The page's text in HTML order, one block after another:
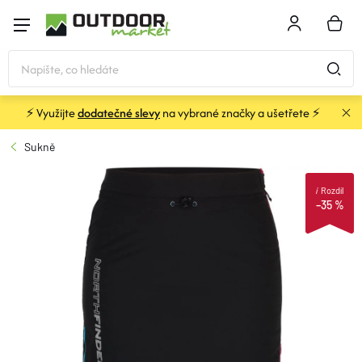
obsah
KOŠÍK
STANY
BATOHY A TAŠKY
KARIMATKY
⚡ Využijtedodatečné slevyna vybrané značky a ušetřete ⚡
Sukně
–35 %
iRozdíl